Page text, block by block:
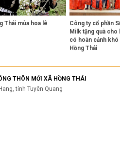
Thái mùa hoa lê
Công ty cổ phần
Milk tặng quà cho
có hoàn cảnh khó
Hồng Thái
THÔN MỚI XÃ HỒNG THÁI
tỉnh Tuyên Quang